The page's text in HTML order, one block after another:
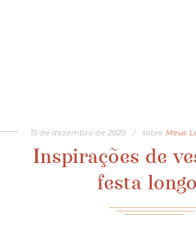
15 de dezembro de 2020 / sobre Meus
Inspirações de
festa